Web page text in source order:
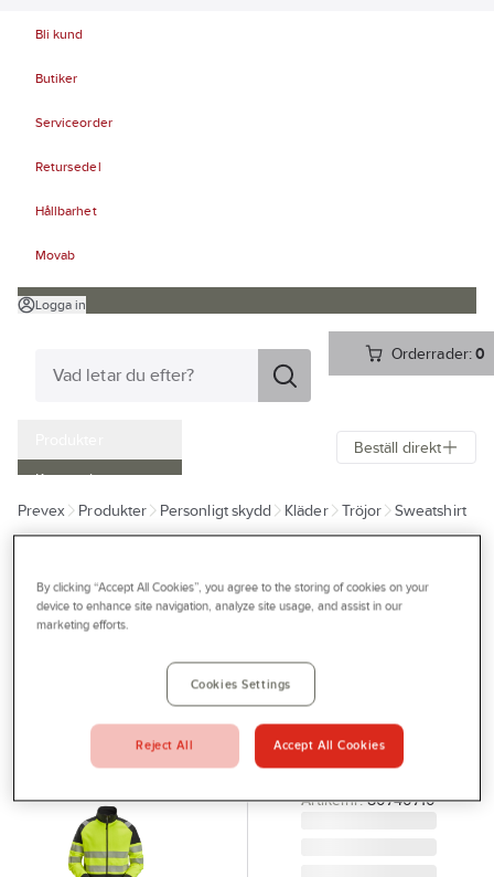
Bli kund
Butiker
Serviceorder
Retursedel
Hållbarhet
Movab
Logga in
Orderrader:0
Kampanjer
Outlet
Bli kund
Serviceverkstad
Företagsprofilering
Movab
Beställ direkt
Prevex Produkter Personligt skydd Kläder Tröjor Sweatshirt
WORKWEAR
Sweatshirt
2835 Varsel
SWEATSHIRT
2835 GUL/SVART
XXL SNICKERS
Artikelnr: 80740710
By clicking “Accept All Cookies”, you agree to the storing of cookies on your
device to enhance site navigation, analyze site usage, and assist in our
marketing efforts.
Cookies Settings
Reject All Accept All Cookies